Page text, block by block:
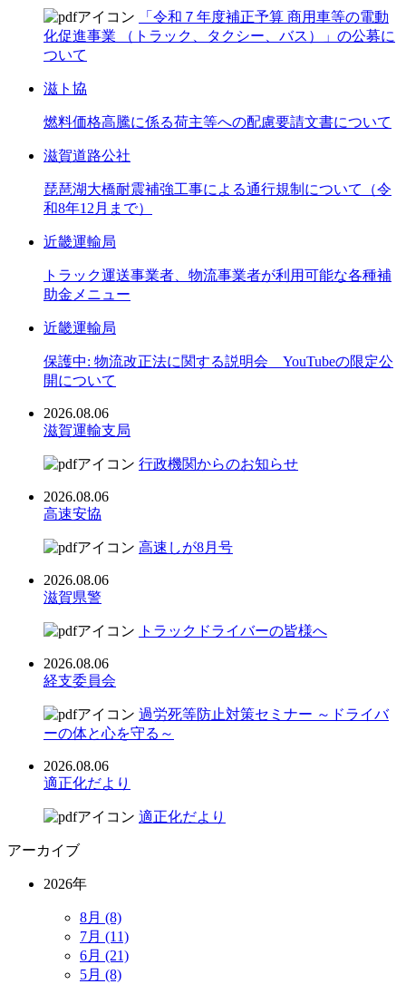
「令和７年度補正予算 商用車等の電動
化促進事業 （トラック、タクシー、バス）」の公募に
ついて
滋ト協
燃料価格高騰に係る荷主等への配慮要請文書について
滋賀道路公社
琵琶湖大橋耐震補強工事による通行規制について（令
和8年12月まで）
近畿運輸局
トラック運送事業者、物流事業者が利用可能な各種補
助金メニュー
近畿運輸局
保護中: 物流改正法に関する説明会 YouTubeの限定公
開について
2026.08.06
滋賀運輸支局
行政機関からのお知らせ
2026.08.06
高速安協
高速しが8月号
2026.08.06
滋賀県警
トラックドライバーの皆様へ
2026.08.06
経支委員会
過労死等防止対策セミナー ～ドライバ
ーの体と心を守る～
2026.08.06
適正化だより
適正化だより
アーカイブ
2026年
8月 (8)
7月 (11)
6月 (21)
5月 (8)